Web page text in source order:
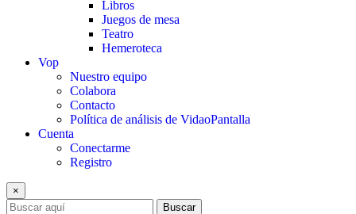
Libros
Juegos de mesa
Teatro
Hemeroteca
Vop
Nuestro equipo
Colabora
Contacto
Política de análisis de VidaoPantalla
Cuenta
Conectarme
Registro
×
Buscar